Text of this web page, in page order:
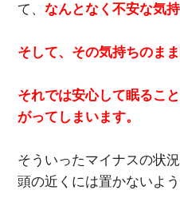
て、なんとなく不安な気
そして、その気持ちのま
それでは安心して眠るこ
がってしまいます。
そういったマイナスの状
頭の近くには置かないよ